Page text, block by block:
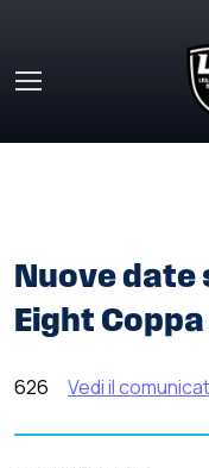
Nuove date
Eight
626 Vedi il